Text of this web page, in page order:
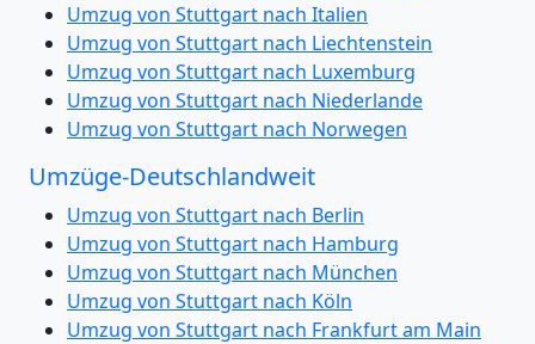
Umzug von Stuttgart nach Italien
Umzug von Stuttgart nach Liechtenstein
Umzug von Stuttgart nach Luxemburg
Umzug von Stuttgart nach Niederlande
Umzug von Stuttgart nach Norwegen
Umzüge-Deutschlandweit
Umzug von Stuttgart nach Berlin
Umzug von Stuttgart nach Hamburg
Umzug von Stuttgart nach München
Umzug von Stuttgart nach Köln
Umzug von Stuttgart nach Frankfurt am Main